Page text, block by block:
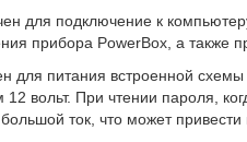
для подключение к
прибора PowerBox, а также
для питания встроенной
вольт. При чтении пароля,
ток, что может